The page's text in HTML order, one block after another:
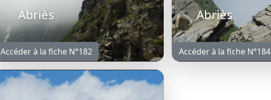
Abriès
Accéder à la fiche N°182
Abriès
Accéder à la fiche N°184